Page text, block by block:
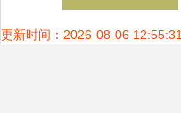
会议顺利召开
更新时间：2026-08-06 12:55:31